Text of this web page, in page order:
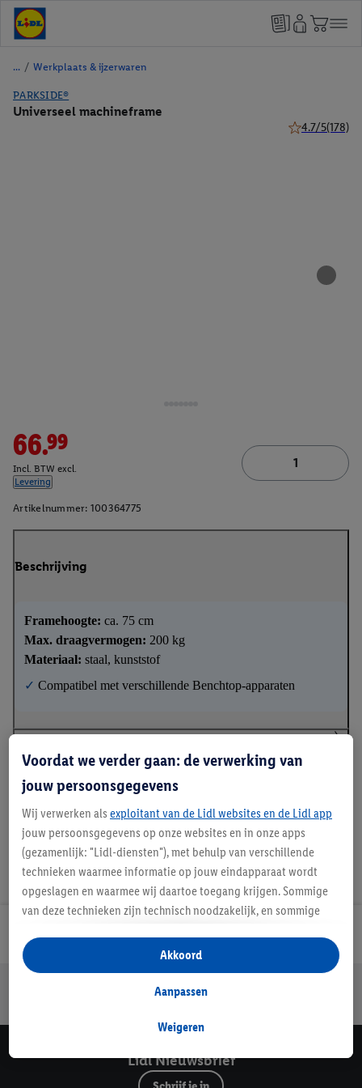
/ Werkplaats & ijzerwaren
PARKSIDE®
Universeel machineframe
4.7/5(178)
66.99
Incl. BTW excl.
Levering
Artikelnummer: 100364775
Beschrijving
Framehoogte: ca. 75 cm
Max. draagvermogen: 200 kg
Materiaal: staal, kunststof
✓ Compatibel met verschillende Benchtop-apparaten
Handleidingen en downloads
Jouw voordelen bij ons als Lidl webshop klant
Lidl Nieuwsbrief
Voordat we verder gaan: de verwerking van
jouw persoonsgegevens
Wij verwerken als exploitant van de Lidl websites en de Lidl app
jouw persoonsgegevens op onze websites en in onze apps
(gezamenlijk: "Lidl-diensten"), met behulp van verschillende
technieken waarmee informatie op jouw eindapparaat wordt
opgeslagen en waarmee wij daartoe toegang krijgen. Sommige
van deze technieken zijn technisch noodzakelijk, en sommige
opslaan van voorkeursinstellingen, het verzamelen en
analyseren van statistieken of voor het tonen van
gepersonaliseerde reclame binnen en buiten de Lidl-diensten.
gegevens over jouw aankoopgedrag in de winkel ook voor de
Als je hier toestemming geeft aan ons voor het personaliseren
Weigeren
Aanpassen
Akkoord